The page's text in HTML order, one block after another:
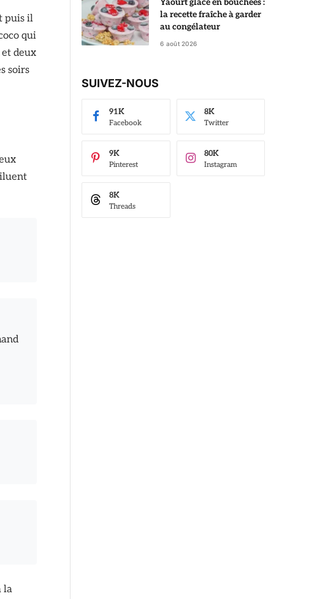
puis il
qui
deux
soirs
la
la recette fraîche à garder
au congélateur
6 août 2026
SUIVEZ-NOUS
Facebook
91K
Twitter
8K
Pinterest
9K
Instagram
80K
Threads
8K